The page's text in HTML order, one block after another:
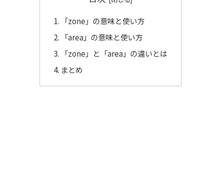
「zone」の意味と使い方
「area」の意味と使い方
「zone」と「area」の違いとは
まとめ